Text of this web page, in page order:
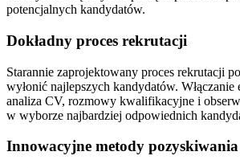
potencjalnych kandydatów.
Dokładny proces rekrutacji
Starannie zaprojektowany proces rekrutacji
wyłonić najlepszych kandydatów.
analiza CV, rozmowy kwalifikacyjne i
w wyborze najbardziej odpowiednich
Innowacyjne metody